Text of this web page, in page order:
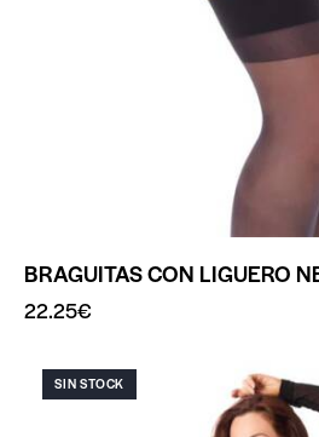
BRAGUITAS CON LIGUERO
22.25€
SIN STOCK